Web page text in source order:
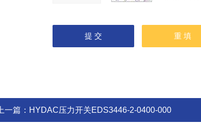
上一篇： HYDAC压力开关EDS3446-2-0400-000